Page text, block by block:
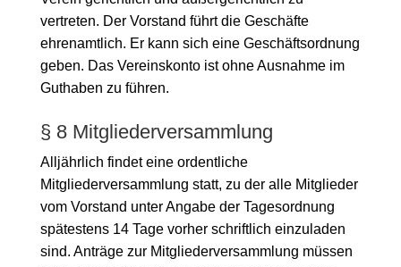
vertreten. Der Vorstand führt die Geschäfte
ehrenamtlich. Er kann sich eine Geschäftsordnung
geben. Das Vereinskonto ist ohne Ausnahme im
Guthaben zu führen.
§ 8 Mitgliederversammlung
Alljährlich findet eine ordentliche
Mitgliederversammlung statt, zu der alle Mitglieder
vom Vorstand unter Angabe der Tagesordnung
spätestens 14 Tage vorher schriftlich einzuladen
sind. Anträge zur Mitgliederversammlung müssen